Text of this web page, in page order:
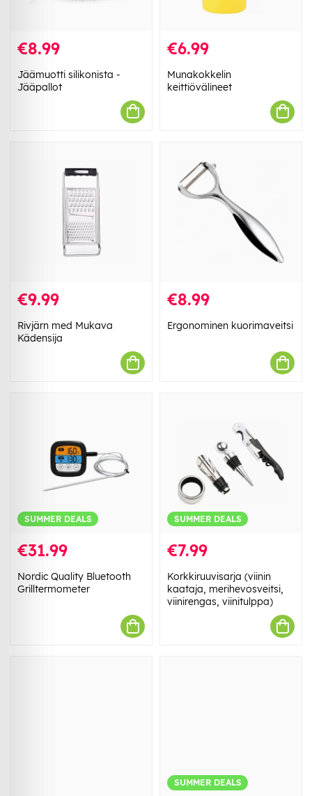
€8.99
Jäämuotti silikonista -
Jääpallot
€6.99
Munakokkelin
keittiövälineet
€9.99
Rivjärn med Mukava
Kädensija
€8.99
Ergonominen kuorimaveitsi
SUMMER DEALS
€31.99
Nordic Quality Bluetooth
Grilltermometer
SUMMER DEALS
€7.99
Korkkiruuvisarja (viinin
kaataja, merihevosveitsi,
viinirengas, viinitulppa)
SUMMER DEALS